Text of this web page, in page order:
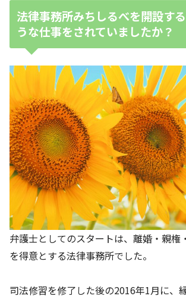
法律事務所みちしるべを開設す
うな仕事をされていましたか？
弁護士としてのスタートは、離婚・親権
を得意とする法律事務所でした。
司法修習を修了した後の2016年1月に、